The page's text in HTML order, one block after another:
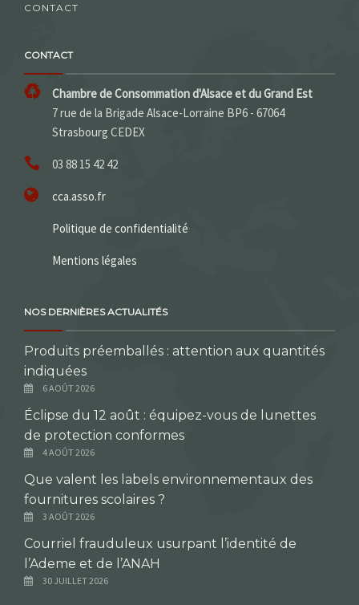
CONTACT
CONTACT
Chambre de Consommation d'Alsace et du Grand Est
7 rue de la Brigade Alsace-Lorraine BP6 - 67064
Strasbourg CEDEX
03 88 15 42 42
cca.asso.fr
Politique de confidentialité
Mentions légales
NOS DERNIÈRES ACTUALITÉS
Produits préemballés : attention aux quantités
indiquées
6 AOÛT 2026
Éclipse du 12 août : équipez-vous de lunettes
de protection conformes
4 AOÛT 2026
Que valent les labels environnementaux des
fournitures scolaires ?
3 AOÛT 2026
Courriel frauduleux usurpant l’identité de
l’Ademe et de l’ANAH
30 JUILLET 2026